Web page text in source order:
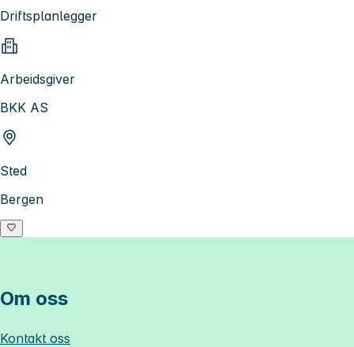
Driftsplanlegger
Arbeidsgiver
BKK AS
Sted
Bergen
Om oss
Kontakt oss